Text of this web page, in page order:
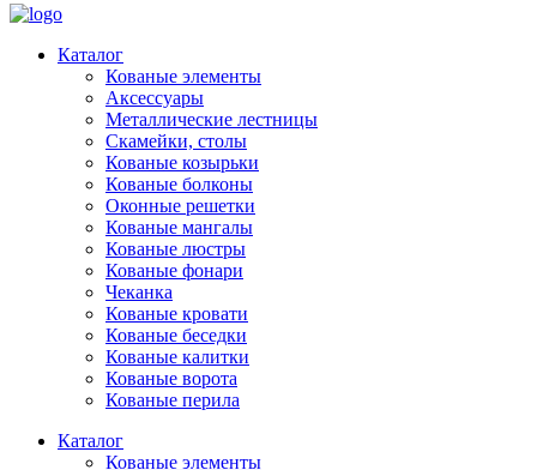
Каталог
Кованые элементы
Аксессуары
Металлические лестницы
Скамейки, столы
Кованые козырьки
Кованые болконы
Оконные решетки
Кованые мангалы
Кованые люстры
Кованые фонари
Чеканка
Кованые кровати
Кованые беседки
Кованые калитки
Кованые ворота
Кованые перила
Каталог
Кованые элементы